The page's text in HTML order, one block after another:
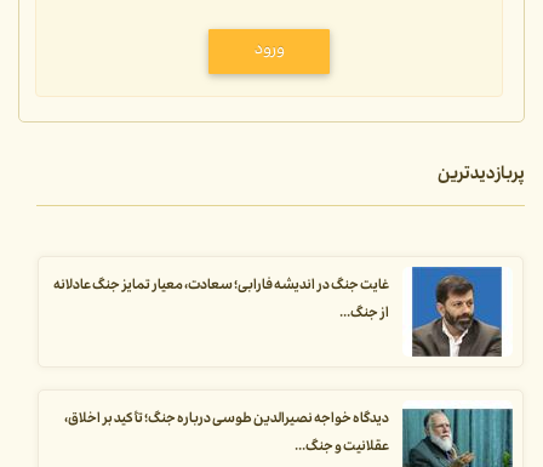
ورود
پربازدیدترین
غایت جنگ در اندیشه فارابی؛ سعادت، معیار تمایز جنگ عادلانه
از جنگ...
دیدگاه خواجه نصیرالدین طوسی درباره جنگ؛ تأکید بر اخلاق،
عقلانیت و جنگ...